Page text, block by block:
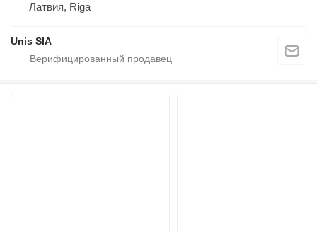
Латвия, Riga
Unis SIA